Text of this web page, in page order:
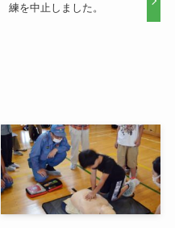
練を中止しました。